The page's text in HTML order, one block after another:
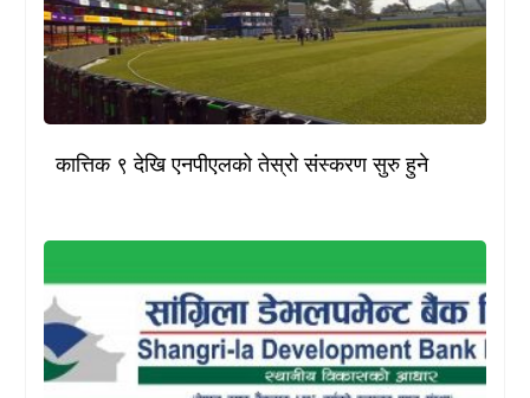
कात्तिक ९ देखि एनपीएलको तेस्रो संस्करण सुरु हुने